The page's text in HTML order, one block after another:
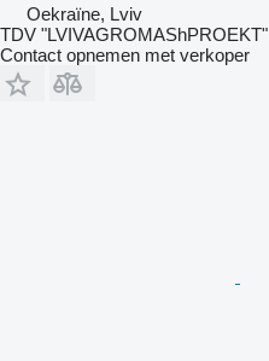
Oekraïne, Lviv
TDV "LVIVAGROMAShPROEKT"
Contact opnemen met verkoper